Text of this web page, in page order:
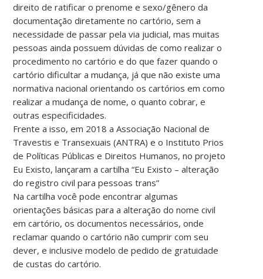
direito de ratificar o prenome e sexo/gênero da
documentação diretamente no cartório, sem a
necessidade de passar pela via judicial, mas muitas
pessoas ainda possuem dúvidas de como realizar o
procedimento no cartório e do que fazer quando o
cartório dificultar a mudança, já que não existe uma
normativa nacional orientando os cartórios em como
realizar a mudança de nome, o quanto cobrar, e
outras especificidades.
Frente a isso, em 2018 a Associação Nacional de
Travestis e Transexuais (ANTRA) e o Instituto Prios
de Políticas Públicas e Direitos Humanos, no projeto
Eu Existo, lançaram a cartilha “Eu Existo – alteração
do registro civil para pessoas trans”
Na cartilha você pode encontrar algumas
orientações básicas para a alteração do nome civil
em cartório, os documentos necessários, onde
reclamar quando o cartório não cumprir com seu
dever, e inclusive modelo de pedido de gratuidade
de custas do cartório.